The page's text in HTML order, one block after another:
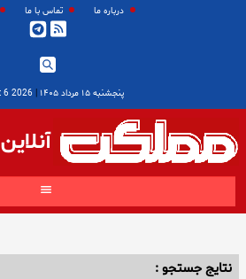
درباره ما تماس با ما
پنجشنبه ۱۵ مرداد ۱۴۰۵ |
2026 August 6
آنلاین
نتایج جستجو :